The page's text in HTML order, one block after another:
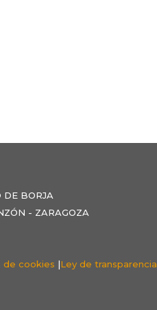
DE BORJA
- ZARAGOZA
de cookies |Ley de transparencia